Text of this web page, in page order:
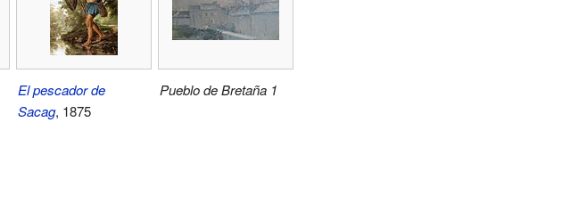
El pescador de
Sacag, 1875
Pueblo de Bretaña 1